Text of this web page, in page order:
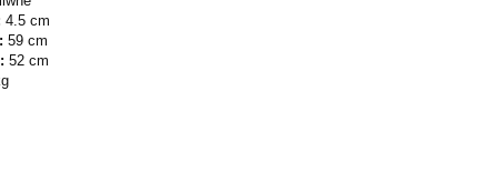
4.5 cm
59 cm
52 cm